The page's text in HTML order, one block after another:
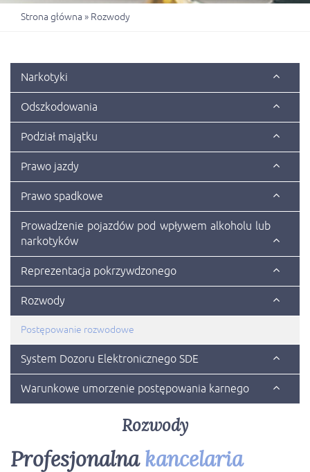
Strona główna » Rozwody
Narkotyki
Odszkodowania
Podział majątku
Prawo jazdy
Prawo spadkowe
Prowadzenie pojazdów pod wpływem alkoholu lub
narkotyków
Reprezentacja pokrzywdzonego
Rozwody
Postępowanie rozwodowe
System Dozoru Elektronicznego SDE
Warunkowe umorzenie postępowania karnego
Rozwody
Profesjonalna kancelaria